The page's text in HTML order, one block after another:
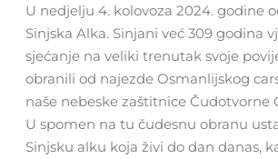
U nedjelju 4. kolovoza 2024. godine
Sinjska Alka. Sinjani već 309 godina
sjećanje na veliki trenutak svoje
obranili od najezde Osmanlijskog
naše nebeske zaštitnice Čudotvorne
U spomen na tu čudesnu obranu
Sinjsku alku koja živi do dan danas,